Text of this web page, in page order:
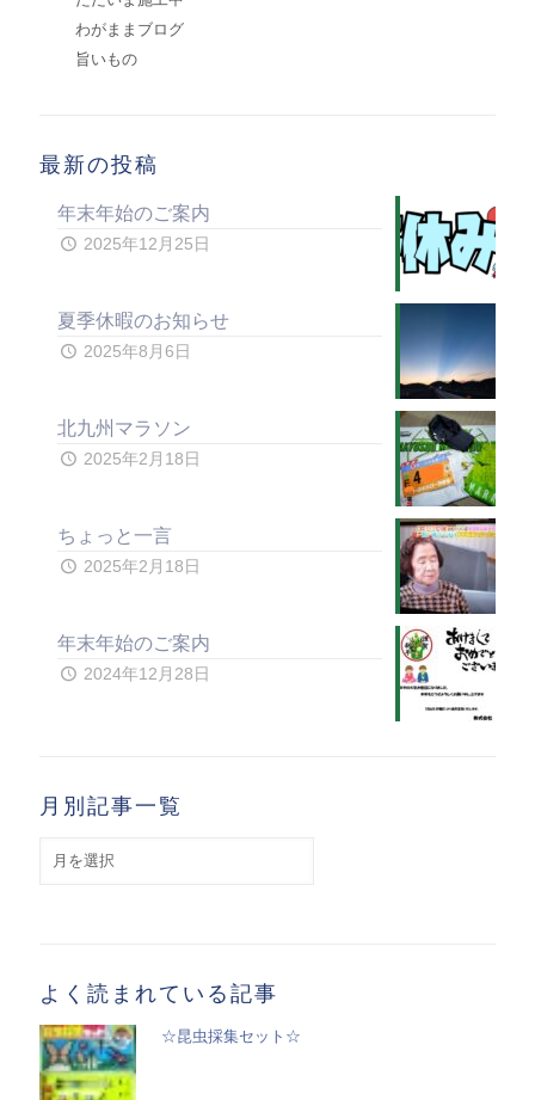
わがままブログ
旨いもの
最新の投稿
年末年始のご案内
2025年12月25日
夏季休暇のお知らせ
2025年8月6日
北九州マラソン
2025年2月18日
ちょっと一言
2025年2月18日
年末年始のご案内
2024年12月28日
月別記事一覧
よく読まれている記事
☆昆虫採集セット☆